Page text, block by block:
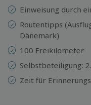
Einweisung durch
Routentipps
Dänemark)
100 Freikilometer
Selbstbeteiligung:
Zeit für